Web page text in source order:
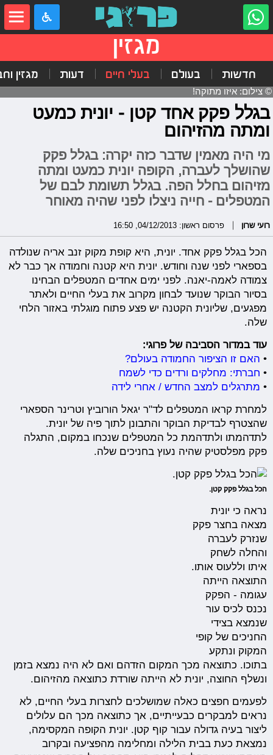
מגזין
חדשות בעולם בעלי חיים דעות מגזין
© צילום: איזו מתוקה!
בגלל פקק אחד קטן - יונית כמעט
ומתה מהזיהום
מי היה מאמין שדבר כזה יקרה: בגלל פקק
שהושלך לעברה, הקופה יונית כמעט ומתה
מזיהום בחלל הפה. בגלל תשומת לבם של
המטפלים - חייה ניצלו לפני שהיה מאוחר
רועי שרון פרסום ראשון: 04/12/2013, 16:50
הכל בגלל פקק אחד. יונית, היא קופת מקוק זנב אריה שנולדה
בספארי לפני שנה וחודש. יונית היא קטנה וחמודה אך כבר לא
צמודה לאמה-יאנה.לפני ימים אחדים המטפלים הבחינו
בסיור הבוקר שנועד לבחון מקרוב את בעלי החיים ולאתר
מפגעים, שליונית הקטנה יש פצע פתוח מוגלתי באזור הלחי
שלה.
עוד במדור הסביבה של פרוגי:
• האם זו הציפור החמודה בעולם?
• חברתי: מחלקים ורדים כדי לשמח
• מתרגלים למצב החדש / אחרי לידה
למחרת קראו המטפלים לד"ר יגאל הורוביץ וטרינר הספארי
שהצטרף לבדיקת הבוקר והתבונן לתוך פיה של יונית.
לתדהמתו ולתדהמת כל המטפלים שנכחו במקום, התגלה
פקק מפלסטיק שהיה נעוץ בחניכים שלה.
הכל בגלל פקק קטן.
נראה כי יונית
מצאה בחצר פקק
שנזרק לעברה
והחלה לשחק
איתו וללעוס אותו.
התוצאה הייתה
עגומה - הפקק
נכנס לכיס עור
שנמצא בצידי
החניכים של קופי
המקוק ונתקע
בתוכו. כתוצאה מכך המקום הזדהם ואם לא היה נמצא בזמן
ונשלף החוצה, יונית לא הייתה שורדת כתוצאה מהזיהום.
לפעמים חפצים כאלה שמושלכים לחצרות בעלי החיים, לא
נראים למבקרים כבעייתיים, אך כתוצאה מכך הם עלולים
ליצור בעיה גדולה עבור קוף קטן. יונית הקופה המקסימה,
נמצאת כעת בבית הלילה ומחלימה מהפציעה ובקרוב